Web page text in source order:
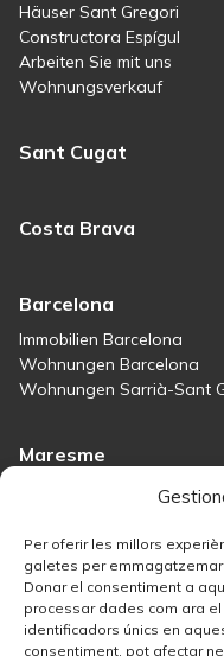
Per oferir les millors
galetes per
Donar el consentiment a
processar dades com ara
identificadors únics en
consentiment, pot afectar
Häuser Sant Gregori
Constructora Espígul
Arbeiten Sie mit uns
Wohnungsverkauf
Sant Cugat
Costa Brava
Barcelona
Immobilien Barcelona
Wohnungen Barcelona
Wohnungen Sarrià-Sant
Maresme
Immobilien Maresme
Häuser zum Verkauf in
Häuser zum Verkauf in
Häuser zum Verkauf in